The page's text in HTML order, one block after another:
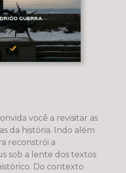
você a revisitar as
da história. Indo além
reconstrói a
sob a lente dos textos
contexto